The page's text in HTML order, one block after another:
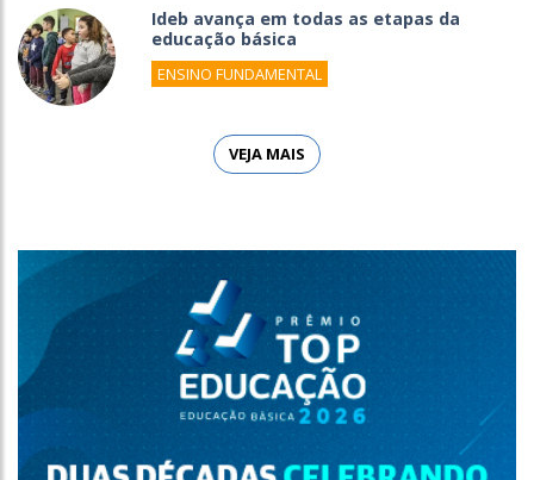
Ideb avança em todas as etapas da
educação básica
ENSINO FUNDAMENTAL
VEJA MAIS